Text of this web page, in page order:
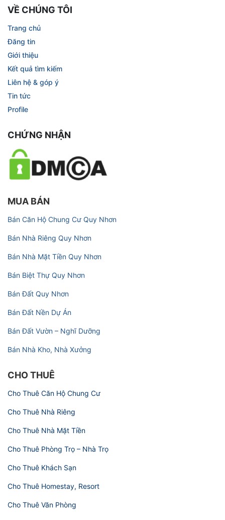
VỀ CHÚNG TÔI
Trang chủ
Đăng tin
Giới thiệu
Kết quả tìm kiếm
Liên hệ & góp ý
Tin tức
Profile
CHỨNG NHẬN
MUA BÁN
Bán Căn Hộ Chung Cư Quy Nhơn
Bán Nhà Riêng Quy Nhơn
Bán Nhà Mặt Tiền Quy Nhơn
Bán Biệt Thự Quy Nhơn
Bán Đất Quy Nhơn
Bán Đất Nền Dự Án
Bán Đất Vườn – Nghĩ Dưỡng
Bán Nhà Kho, Nhà Xưởng
CHO THUÊ
Cho Thuê Căn Hộ Chung Cư
Cho Thuê Nhà Riêng
Cho Thuê Nhà Mặt Tiền
Cho Thuê Phòng Trọ – Nhà Trọ
Cho Thuê Khách Sạn
Cho Thuê Homestay, Resort
Cho Thuê Văn Phòng